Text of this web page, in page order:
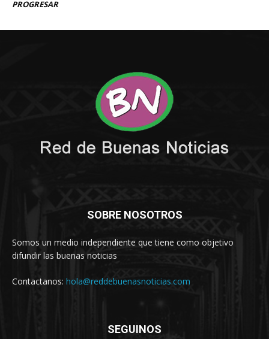
SOBRE NOSOTROS
Somos un medio independiente que tiene como objetivo
difundir las buenas noticias
Contactanos: hola@reddebuenasnoticias.com
SEGUINOS